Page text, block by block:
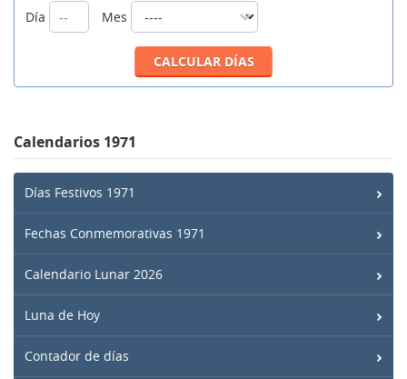
Día
Mes
Calendarios 1971
Días Festivos 1971
Fechas Conmemorativas 1971
Calendario Lunar 2026
Luna de Hoy
Contador de días